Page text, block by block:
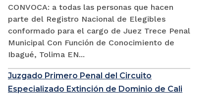
CONVOCA: a todas las personas que hacen
parte del Registro Nacional de Elegibles
conformado para el cargo de Juez Trece Penal
Municipal Con Función de Conocimiento de
Ibagué, Tolima EN...
Juzgado Primero Penal del Circuito
Especializado Extinción de Dominio de Cali